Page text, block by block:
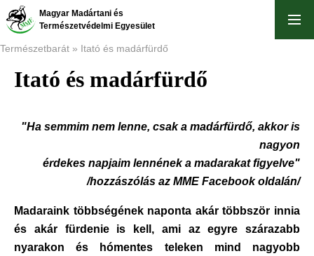
Ugrás
tartalomra
Magyar Madártani és
Természetvédelmi Egyesület
Morzsa
Természetbarát Itató és madárfürdő
Itató és madárfürdő
"Ha semmim nem lenne, csak a madárfürdő, akkor is
nagyon
érdekes napjaim lennének a madarakat figyelve"
/hozzászólás az MME Facebook oldalán/
Madaraink többségének naponta akár többször innia
és akár fürdenie is kell, ami az egyre szárazabb
nyarakon és hómentes teleken mind nagyobb